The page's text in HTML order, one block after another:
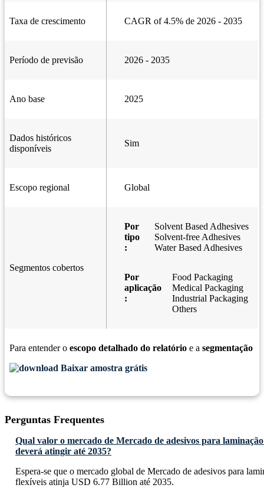
Taxa de crescimento CAGR of 4.5% de 2026 - 2035
Período de previsão 2026 - 2035
Ano base 2025
Dados históricos
disponíveis
Sim
Escopo regional Global
Segmentos cobertos
Por
tipo
:
Solvent Based Adhesives
Solvent-free Adhesives
Water Based Adhesives
Por
aplicação
:
Food Packaging
Medical Packaging
Industrial Packaging
Others
Para entender o escopo detalhado do relatório e a segmentação
Baixar amostra grátis
Perguntas Frequentes
Qual valor o mercado de Mercado de adesivos para
deverá atingir até 2035?
Espera-se que o mercado global de Mercado de adesivos para
flexíveis atinja USD 6.77 Billion até 2035.